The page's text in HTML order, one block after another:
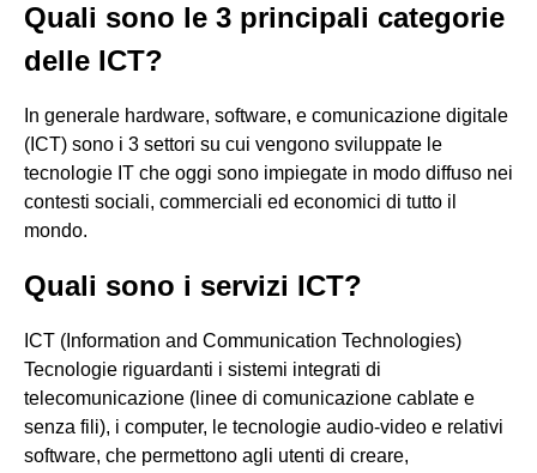
Quali sono le 3 principali categorie
delle ICT?
In generale hardware, software, e comunicazione digitale
(ICT) sono i 3 settori su cui vengono sviluppate le
tecnologie IT che oggi sono impiegate in modo diffuso nei
contesti sociali, commerciali ed economici di tutto il
mondo.
Quali sono i servizi ICT?
ICT (Information and Communication Technologies)
Tecnologie riguardanti i sistemi integrati di
telecomunicazione (linee di comunicazione cablate e
senza fili), i computer, le tecnologie audio-video e relativi
software, che permettono agli utenti di creare,